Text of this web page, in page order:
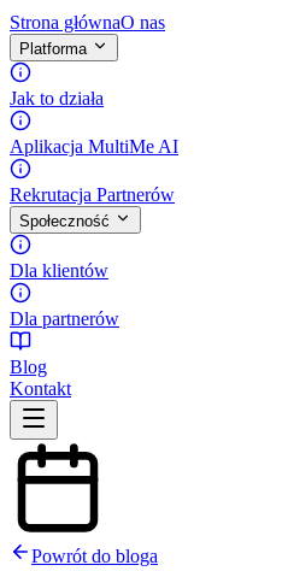
Strona głównaO nas
Platforma
Jak to działa
Aplikacja MultiMe AI
Rekrutacja Partnerów
Społeczność
Dla klientów
Dla partnerów
Blog
Kontakt
Powrót do bloga